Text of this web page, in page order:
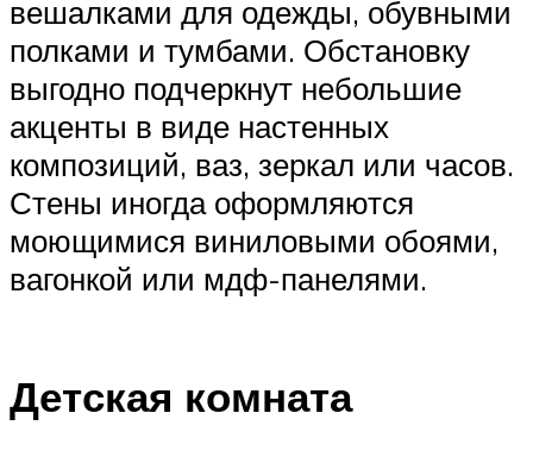
вешалками для одежды, обувными
полками и тумбами. Обстановку
выгодно подчеркнут небольшие
акценты в виде настенных
композиций, ваз, зеркал или часов.
Стены иногда оформляются
моющимися виниловыми обоями,
вагонкой или мдф-панелями.
Детская комната